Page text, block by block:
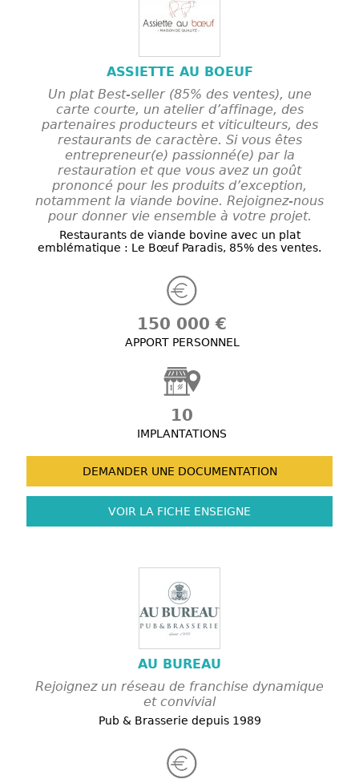
ASSIETTE AU BOEUF
Un plat Best-seller (85% des ventes), une
carte courte, un atelier d’affinage, des
partenaires producteurs et viticulteurs, des
restaurants de caractère. Si vous êtes
entrepreneur(e) passionné(e) par la
restauration et que vous avez un goût
prononcé pour les produits d’exception,
notamment la viande bovine. Rejoignez-nous
pour donner vie ensemble à votre projet.
Restaurants de viande bovine avec un plat
emblématique : Le Bœuf Paradis, 85% des ventes.
150 000 €
APPORT PERSONNEL
10
IMPLANTATIONS
DEMANDER UNE DOCUMENTATION
VOIR LA FICHE ENSEIGNE
AU BUREAU
Rejoignez un réseau de franchise dynamique
et convivial
Pub & Brasserie depuis 1989